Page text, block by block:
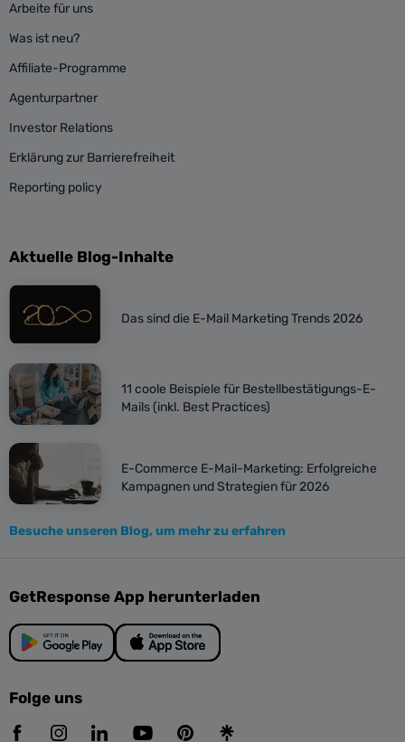
Arbeite für uns
Was ist neu?
Affiliate-Programme
Agenturpartner
Investor Relations
Erklärung zur Barrierefreiheit
Reporting policy
Aktuelle Blog-Inhalte
Das sind die E-Mail Marketing Trends 2026
11 coole Beispiele für Bestellbestätigungs-E-
Mails (inkl. Best Practices)
E-Commerce E-Mail-Marketing: Erfolgreiche
Kampagnen und Strategien für 2026
Besuche unseren Blog, um mehr zu erfahren
GetResponse App herunterladen
Folge uns